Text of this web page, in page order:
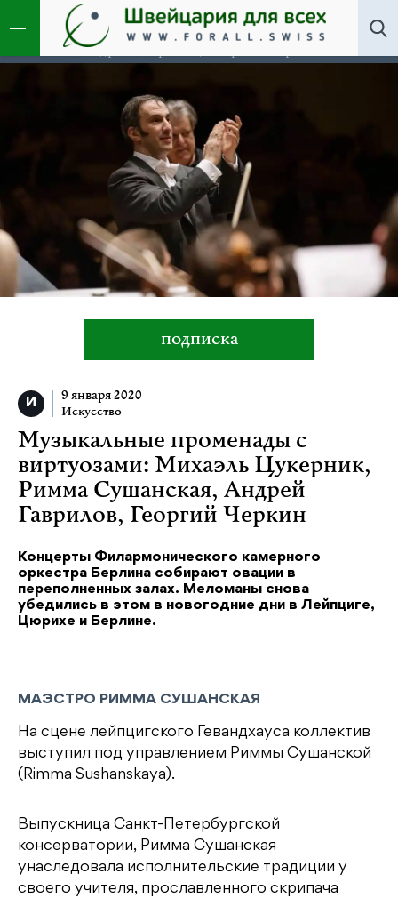
Искусство Новости»Музыкальные променады с
виртуозами: Михаэль Цукерник, Римма Сушанская,
Андрей Гаврилов, Георгий Черкин
подписка
9 января 2020
Искусство
Музыкальные променады с
виртуозами: Михаэль Цукерник,
Римма Сушанская, Андрей
Гаврилов, Георгий Черкин
Концерты Филармонического камерного
оркестра Берлина собирают овации в
переполненных залах. Меломаны снова
убедились в этом в новогодние дни в Лейпциге,
Цюрихе и Берлине.
МАЭСТРО РИММА СУШАНСКАЯ
На сцене лейпцигского Гевандхауса коллектив
выступил под управлением Риммы Сушанской
(Rimma Sushanskaya).
Выпускница Санкт-Петербургской
консерватории, Римма Сушанская
унаследовала исполнительские традиции у
своего учителя, прославленного скрипача